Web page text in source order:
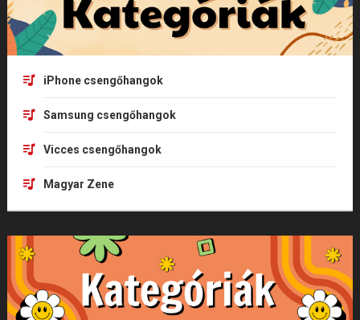
iPhone csengőhangok
Samsung csengőhangok
Vicces csengőhangok
Magyar Zene